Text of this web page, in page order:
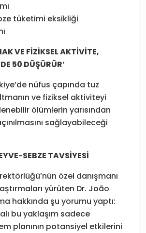
tüketimi eksikliği
VE FİZİKSEL AKTİVİTE,
50 DÜŞÜRÜR’
nüfus çapında tuz
ve fiziksel aktiviteyi
ölümlerin yarısından
sağlayabileceği
SEBZE TAVSİYESİ
özel danışmanı
yürüten Dr. João
hakkında şu yorumu yaptı:
bu yaklaşım sadece
planının potansiyel etkilerini